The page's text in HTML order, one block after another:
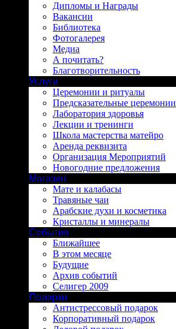
Дипломы и Награды
Вакансии
Библиотека
Фотогалерея
Медиа
А почитать?
Благотворительность
Услуги
Церемонии и ритуалы
Предсказательные церемонии
Лаборатория здоровья
Лекции и тренинги
Школа мастерства матейро
Аренда реквизита
Организация Мероприятий
Новогодние предложения
Магазин
Мате и калабасы
Травяные чаи
Арабские духи и косметика
Кристаллы и минералы
События
Ближайшее
В этом месяце
Будущие
Архив событий
Селигер 2009
Подарки
Антистрессовый подарок
Корпоративный подарок